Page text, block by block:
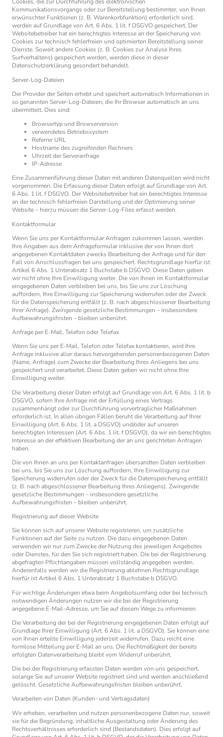
Cookies, die zur Durchführung des elektronischen
Kommunikationsvorgangs oder zur Bereitstellung bestimmter, von Ihnen
erwünschter Funktionen (z. B. Warenkorbfunktion) erforderlich sind,
werden auf Grundlage von Art. 6 Abs. 1 lit. f DSGVO gespeichert. Der
Websitebetreiber hat ein berechtigtes Interesse an der Speicherung von
Cookies zur technisch fehlerfreien und optimierten Bereitstellung seiner
Dienste. Soweit andere Cookies (z. B. Cookies zur Analyse Ihres
Surfverhaltens) gespeichert werden, werden diese in dieser
Datenschutzerklärung gesondert behandelt.
Server-Log-Dateien
Der Provider der Seiten erhebt und speichert automatisch Informationen in
so genannten Server-Log-Dateien, die Ihr Browser automatisch an uns
übermittelt. Dies sind:
Browsertyp und Browserversion
verwendetes Betriebssystem
Referrer URL
Hostname des zugreifenden Rechners
Uhrzeit der Serveranfrage
IP-Adresse
Eine Zusammenführung dieser Daten mit anderen Datenquellen wird nicht
vorgenommen. Die Erfassung dieser Daten erfolgt auf Grundlage von Art.
6 Abs. 1 lit. f DSGVO. Der Websitebetreiber hat ein berechtigtes Interesse
an der technisch fehlerfreien Darstellung und der Optimierung seiner
Website – hierzu müssen die Server-Log-Files erfasst werden.
Kontaktformular
Wenn Sie uns per Kontaktformular Anfragen zukommen lassen, werden
Ihre Angaben aus dem Anfrageformular inklusive der von Ihnen dort
angegebenen Kontaktdaten zwecks Bearbeitung der Anfrage und für den
Fall von Anschlussfragen bei uns gespeichert. Rechtsgrundlage hierfür ist
Artikel 6 Abs. 1 Unterabsatz 1 Buchstabe b DSGVO. Diese Daten geben
wir nicht ohne Ihre Einwilligung weiter. Die von Ihnen im Kontaktformular
eingegebenen Daten verbleiben bei uns, bis Sie uns zur Löschung
auffordern, Ihre Einwilligung zur Speicherung widerrufen oder der Zweck
für die Datenspeicherung entfällt (z. B. nach abgeschlossener Bearbeitung
Ihrer Anfrage). Zwingende gesetzliche Bestimmungen – insbesondere
Aufbewahrungsfristen – bleiben unberührt.
Anfrage per E-Mail, Telefon oder Telefax
Wenn Sie uns per E-Mail, Telefon oder Telefax kontaktieren, wird Ihre
Anfrage inklusive aller daraus hervorgehenden personenbezogenen Daten
(Name, Anfrage) zum Zwecke der Bearbeitung Ihres Anliegens bei uns
gespeichert und verarbeitet. Diese Daten geben wir nicht ohne Ihre
Einwilligung weiter.
Die Verarbeitung dieser Daten erfolgt auf Grundlage von Art. 6 Abs. 1 lit. b
DSGVO, sofern Ihre Anfrage mit der Erfüllung eines Vertrags
zusammenhängt oder zur Durchführung vorvertraglicher Maßnahmen
erforderlich ist. In allen übrigen Fällen beruht die Verarbeitung auf Ihrer
Einwilligung (Art. 6 Abs. 1 lit. a DSGVO) und/oder auf unseren
berechtigten Interessen (Art. 6 Abs. 1 lit. f DSGVO), da wir ein berechtigtes
Interesse an der effektiven Bearbeitung der an uns gerichteten Anfragen
haben.
Die von Ihnen an uns per Kontaktanfragen übersandten Daten verbleiben
bei uns, bis Sie uns zur Löschung auffordern, Ihre Einwilligung zur
Speicherung widerrufen oder der Zweck für die Datenspeicherung entfällt
(z. B. nach abgeschlossener Bearbeitung Ihres Anliegens). Zwingende
gesetzliche Bestimmungen – insbesondere gesetzliche
Aufbewahrungsfristen – bleiben unberührt.
Registrierung auf dieser Website
Sie können sich auf unserer Website registrieren, um zusätzliche
Funktionen auf der Seite zu nutzen. Die dazu eingegebenen Daten
verwenden wir nur zum Zwecke der Nutzung des jeweiligen Angebotes
oder Dienstes, für den Sie sich registriert haben. Die bei der Registrierung
abgefragten Pflichtangaben müssen vollständig angegeben werden.
Anderenfalls werden wir die Registrierung ablehnen.Rechtsgrundlage
hierfür ist Artikel 6 Abs. 1 Unterabsatz 1 Buchstabe b DSGVO.
Für wichtige Änderungen etwa beim Angebotsumfang oder bei technisch
notwendigen Änderungen nutzen wir die bei der Registrierung
angegebene E-Mail-Adresse, um Sie auf diesem Wege zu informieren.
Die Verarbeitung der bei der Registrierung eingegebenen Daten erfolgt auf
Grundlage Ihrer Einwilligung (Art. 6 Abs. 1 lit. a DSGVO). Sie können eine
von Ihnen erteilte Einwilligung jederzeit widerrufen. Dazu reicht eine
formlose Mitteilung per E-Mail an uns. Die Rechtmäßigkeit der bereits
erfolgten Datenverarbeitung bleibt vom Widerruf unberührt.
Die bei der Registrierung erfassten Daten werden von uns gespeichert,
solange Sie auf unserer Website registriert sind und werden anschließend
gelöscht. Gesetzliche Aufbewahrungsfristen bleiben unberührt.
Verarbeiten von Daten (Kunden- und Vertragsdaten)
Wir erheben, verarbeiten und nutzen personenbezogene Daten nur, soweit
sie für die Begründung, inhaltliche Ausgestaltung oder Änderung des
Rechtsverhältnisses erforderlich sind (Bestandsdaten). Dies erfolgt auf